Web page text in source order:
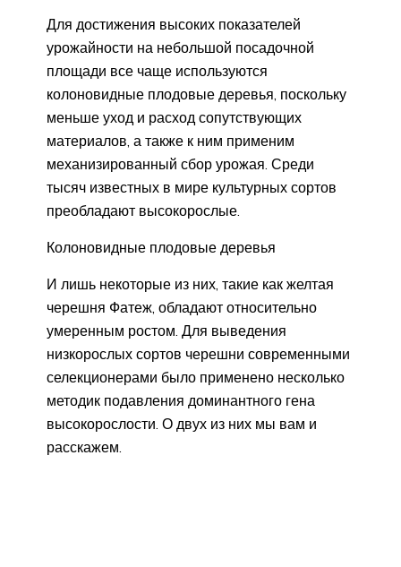
Для достижения высоких показателей
урожайности на небольшой посадочной
площади все чаще используются
колоновидные плодовые деревья, поскольку
меньше уход и расход сопутствующих
материалов, а также к ним применим
механизированный сбор урожая. Среди
тысяч известных в мире культурных сортов
преобладают высокорослые.
Колоновидные плодовые деревья
И лишь некоторые из них, такие как желтая
черешня Фатеж, обладают относительно
умеренным ростом. Для выведения
низкорослых сортов черешни современными
селекционерами было применено несколько
методик подавления доминантного гена
высокорослости. О двух из них мы вам и
расскажем.